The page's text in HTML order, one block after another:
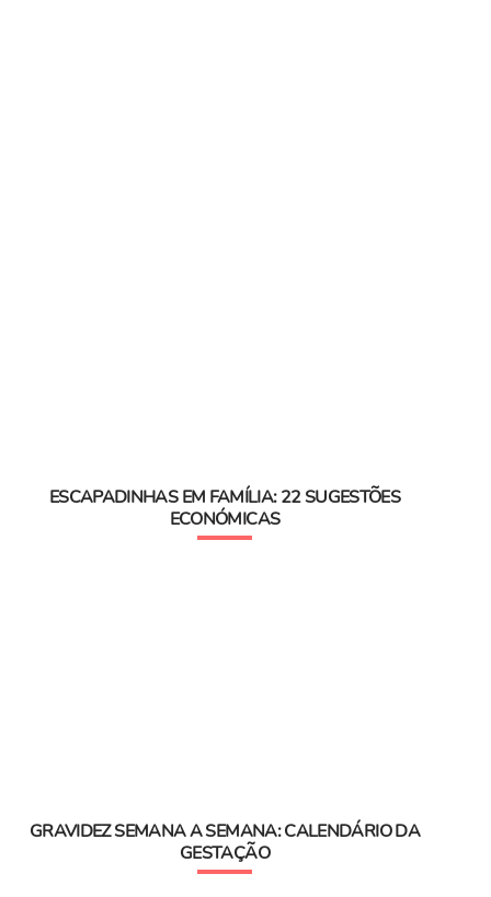
ESCAPADINHAS EM FAMÍLIA: 22 SUGESTÕES
ECONÓMICAS
GRAVIDEZ SEMANA A SEMANA: CALENDÁRIO DA
GESTAÇÃO